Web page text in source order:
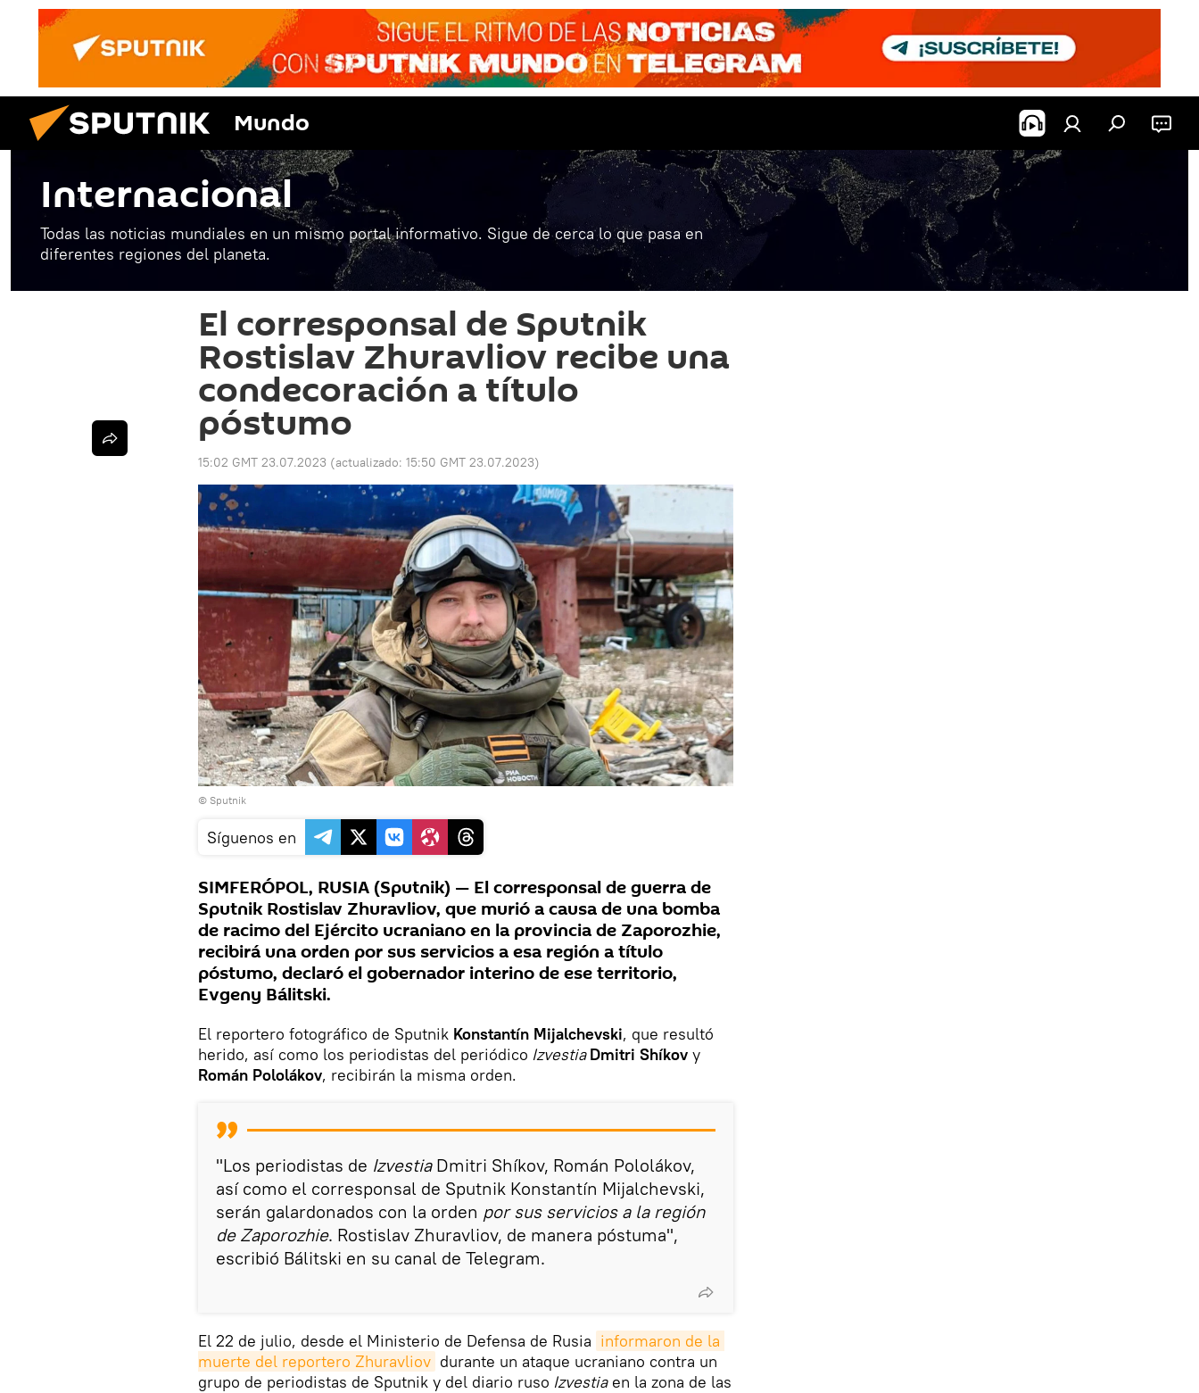
Mundo
Internacional
Todas las noticias mundiales en un mismo portal informativo. Sigue de cerca lo que pasa en
diferentes regiones del planeta.
El corresponsal de Sputnik
Rostislav Zhuravliov recibe una
condecoración a título
póstumo
15:02 GMT 23.07.2023 (actualizado: 15:50 GMT 23.07.2023)
© Sputnik
Síguenos en
SIMFERÓPOL, RUSIA (Sputnik) — El corresponsal de guerra de
Sputnik Rostislav Zhuravliov, que murió a causa de una bomba
de racimo del Ejército ucraniano en la provincia de Zaporozhie,
recibirá una orden por sus servicios a esa región a título
póstumo, declaró el gobernador interino de ese territorio,
Evgeny Bálitski.
El reportero fotográfico de Sputnik Konstantín Mijalchevski, que resultó
herido, así como los periodistas del periódico IzvestiaDmitri Shíkov y
Román Pololákov, recibirán la misma orden.
"Los periodistas de Izvestia Dmitri Shíkov, Román Pololákov,
así como el corresponsal de Sputnik Konstantín Mijalchevski,
serán galardonados con la orden por sus servicios a la región
de Zaporozhie. Rostislav Zhuravliov, de manera póstuma",
escribió Bálitski en su canal de Telegram.
El 22 de julio, desde el Ministerio de Defensa de Rusia informaron de la
muerte del reportero Zhuravliov durante un ataque ucraniano contra un
grupo de periodistas de Sputnik y del diario ruso Izvestiaen la zona de las